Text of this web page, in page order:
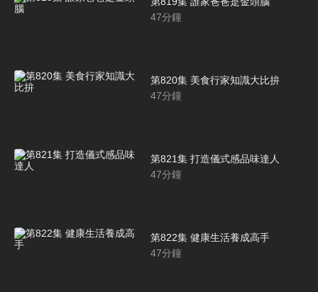
47分鐘
第820集 美食行家知識大比拚
47分鐘
第821集 打造儀式感品味達人
47分鐘
第822集 健康生活養成高手
47分鐘